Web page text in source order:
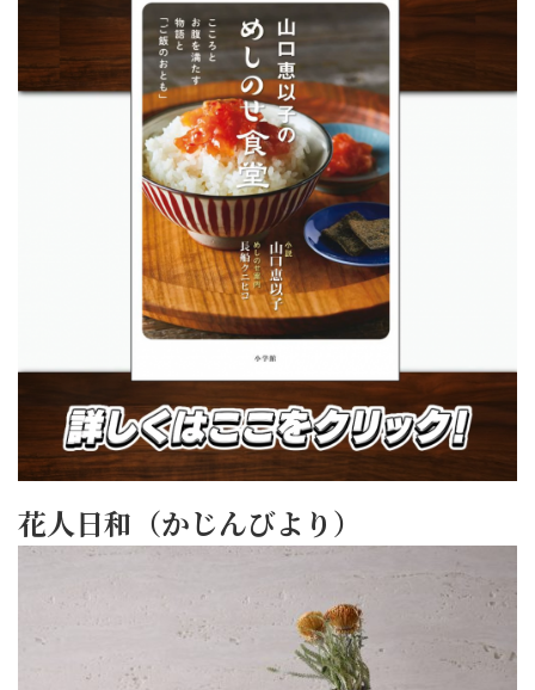
花人日和（かじんびより）